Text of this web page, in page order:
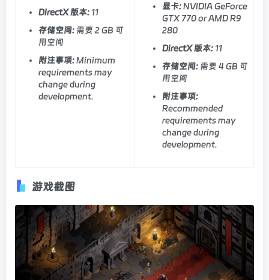
DirectX 版本: 11
存储空间: 需要 2 GB 可
用空间
附注事项:Minimum
requirements may
change during
development.
显卡:NVIDIA GeForce
GTX 770 or AMD R9
280
DirectX 版本: 11
存储空间: 需要 4 GB 可
用空间
附注事项:
Recommended
requirements may
change during
development.
游戏截图